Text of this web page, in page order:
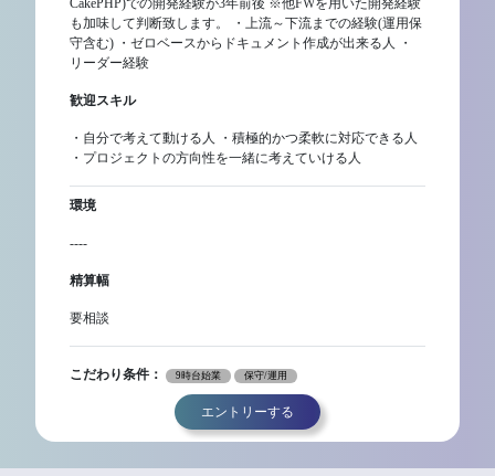
も加味して判断致します。 ・上流～下流までの経験(運用保
守含む) ・ゼロベースからドキュメント作成が出来る人 ・
リーダー経験
歓迎スキル
・自分で考えて動ける人 ・積極的かつ柔軟に対応できる人
・プロジェクトの方向性を一緒に考えていける人
環境
----
精算幅
要相談
こだわり条件： 9時台始業 保守/運用
エントリーする